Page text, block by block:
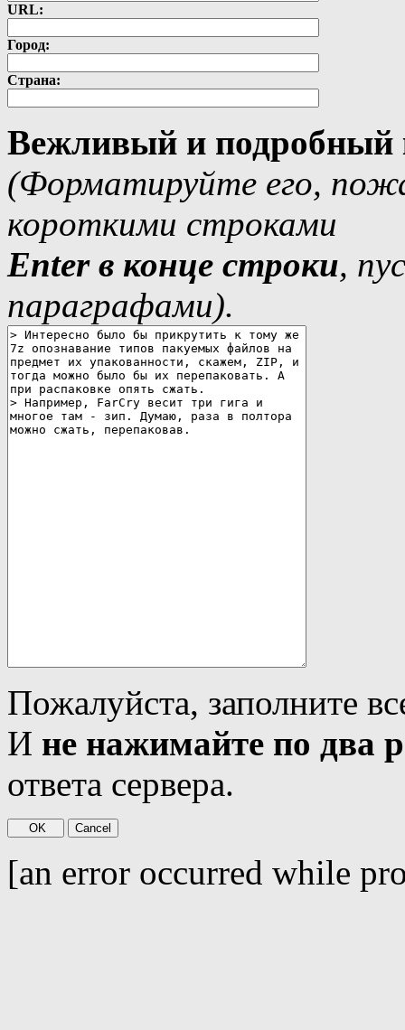
URL:
Город:
Страна:
Вежливый и подробный
(Форматируйте его,
короткими строками
Еnter в конце строки,
параграфами).
Пожалуйста, заполните
И не нажимайте по два
ответа сервера.
[an error occurred while